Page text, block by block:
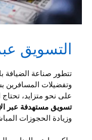
التسويق
تتطور صناعة الضيافة
وتفضيلات المسافرين
على نحو متزايد، تحتاج
تسويق مستهدفة عبر
وزيادة الحجوزات